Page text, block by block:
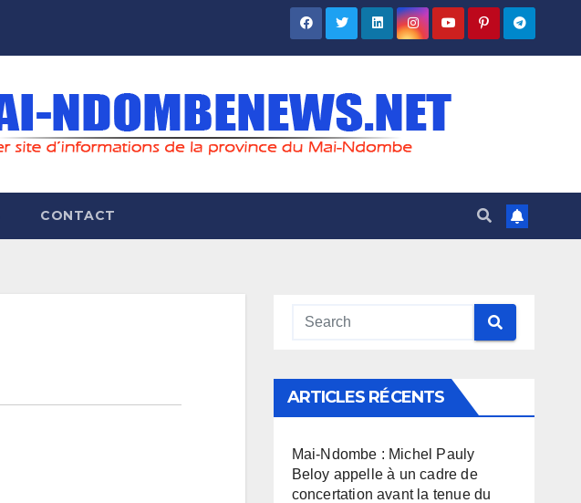
CONTACT
ARTICLES RÉCENTS
Mai-Ndombe : Michel Pauly
Beloy appelle à un cadre de
concertation avant la tenue du